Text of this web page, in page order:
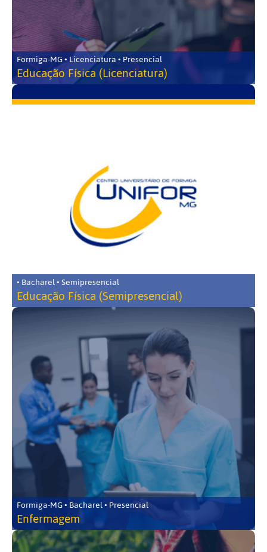
Formiga-MG • Licenciatura • Presencial
Educação Física (Licenciatura)
• Bacharel • Semipresencial
Educação Física (Semipresencial)
Formiga-MG • Bacharel • Presencial
Enfermagem